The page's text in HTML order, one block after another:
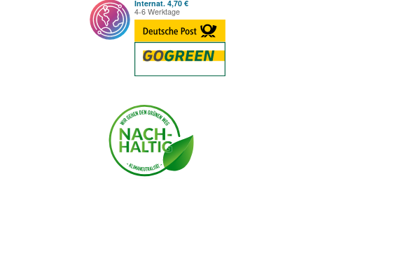
Internat. 4,70 €
4-6 Werktage